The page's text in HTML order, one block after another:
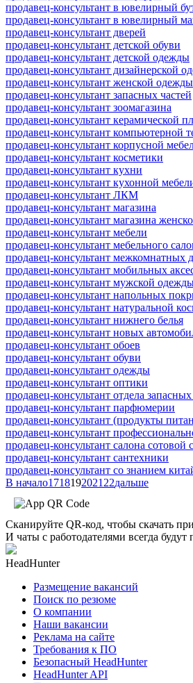
продавец-консультант в ювелирный
продавец-консультант в ювелирный
продавец-консультант дверей
продавец-консультант детской обуви
продавец-консультант детской одежды
продавец-консультант дизайнерской
продавец-консультант женской одежды
продавец-консультант запасных частей
продавец-консультант зоомагазина
продавец-консультант керамической
продавец-консультант компьютерной
продавец-консультант корпусной
продавец-консультант косметики
продавец-консультант кухни
продавец-консультант кухонной
продавец-консультант ЛКМ
продавец-консультант магазина
продавец-консультант магазина
продавец-консультант мебели
продавец-консультант мебельного
продавец-консультант межкомнатных
продавец-консультант мобильных
продавец-консультант мужской
продавец-консультант напольных
продавец-консультант натуральной
продавец-консультант нижнего белья
продавец-консультант новых
продавец-консультант обоев
продавец-консультант обуви
продавец-консультант одежды
продавец-консультант оптики
продавец-консультант отдела запасных
продавец-консультант парфюмерии
продавец-консультант (продукты
продавец-консультант
продавец-консультант салона сотовой
продавец-консультант сантехники
продавец-консультант со знанием
В начало1718192021 22дальше
Сканируйте QR-код, чтобы скачать
И чаты с работодателями всегда будут
HeadHunter
Размещение вакансий
Поиск по резюме
О компании
Наши вакансии
Реклама на сайте
Требования к ПО
Безопасный HeadHunter
HeadHunter API